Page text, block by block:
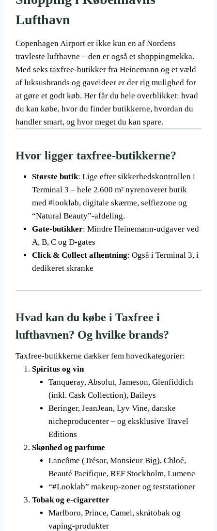
Lufthavn
Copenhagen Airport er ikke kun en af Nordens
travleste lufthavne – den er også et shoppingmekka.
Med seks taxfree-butikker fra Heinemann og et væld
af luksusbrands og gaveideer er der rig mulighed for
at gøre et godt køb. Her får du hele overblikket: hvad
du kan købe, hvor du finder butikkerne, hvordan du
handler smart, og hvor meget du kan spare.
Hvor ligger taxfree-butikkerne?
Største butik: Lige efter sikkerhedskontrollen i
Terminal 3 – hele 2.600 m² nyrenoveret butik
med #looklab, digitale skærme, selfiezone og
“Natural Beauty”-afdeling.
Gate-butikker: Mindre Heinemann-udgaver ved
A, B, C og D-gates
Click & Collect afhentning: Også i Terminal 3, i
dedikeret skranke
Hvad kan du købe i Taxfree i
lufthavnen? Og hvilke brands?
Taxfree-butikkerne dækker fem hovedkategorier:
Spiritus og vin
Tanqueray, Absolut, Jameson, Glenfiddich
(inkl. Cask Collection), Baileys
Beringer, JeanJean, Lyv Vine, danske
nicheproducenter – og eksklusive Travel
Editions
Skønhed og parfume
Lancôme (Trésor, Monsieur Big), Chloé,
Beauté Pacifique, REF Stockholm, Lumene
“#Looklab” makeup-zoner og teststationer
Tobak og e-cigaretter
Marlboro, Prince, Camel, skråtobak og
vaping-produkter